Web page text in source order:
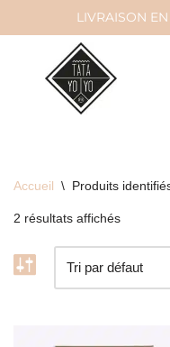
contenu
LIVRAISON
Accueil \ Produits
2 résultats affichés